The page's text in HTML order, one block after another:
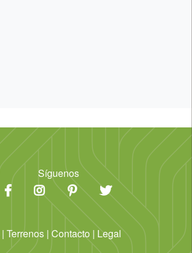
Síguenos
| Terrenos | Contacto | Legal